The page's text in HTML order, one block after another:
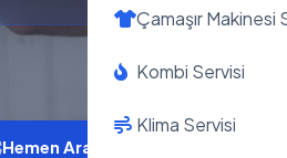
Çamaşır Makinesi
Kombi Servisi
Klima Servisi
Hemen Ara